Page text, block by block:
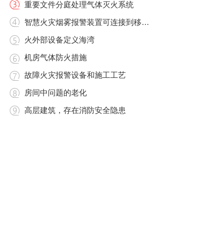
重要文件分庭处理气体灭火系统
智慧火灾烟雾报警装置可连接到移动电话设备
火外部设备定义海湾
机房气体防火措施
故障火灾报警设备和施工工艺
房间中问题的老化
高层建筑，存在消防安全隐患